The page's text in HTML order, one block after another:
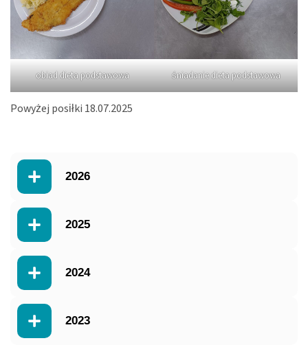
obiad dieta podstawowa śniadanie dieta podstawowa
Powyżej posiłki 18.07.2025
2026
2025
2024
2023